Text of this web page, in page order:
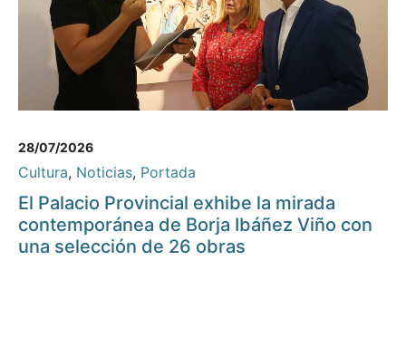
28/07/2026
Cultura, Noticias, Portada
El Palacio Provincial exhibe la mirada
contemporánea de Borja Ibáñez Viño con
una selección de 26 obras